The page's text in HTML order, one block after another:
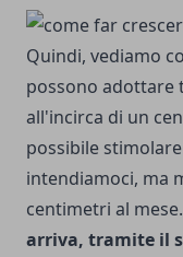
Quindi, vediamo
possono adottare
all'incirca di un
possibile
intendiamoci, ma
centimetri al mese.
arriva, tramite il